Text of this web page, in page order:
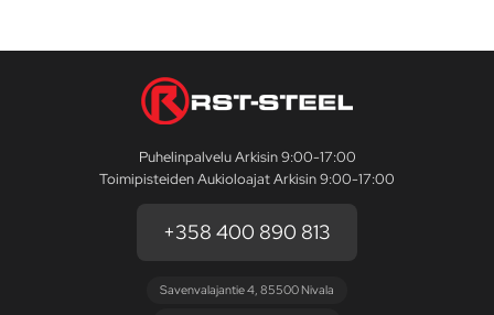
Puhelinpalvelu Arkisin 9:00-17:00
Toimipisteiden Aukioloajat Arkisin 9:00-17:00
+358 400 890 813
Savenvalajantie 4, 85500 Nivala